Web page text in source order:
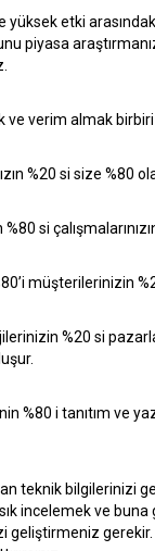
yüksek etki
piyasa
ve verim almak birbiri
%20 si size %80
%80 si
müşterilerinizin
%20 si
%80 i tanıtım ve
teknik bilgilerinizi
incelemek ve
geliştirmeniz gerekir.